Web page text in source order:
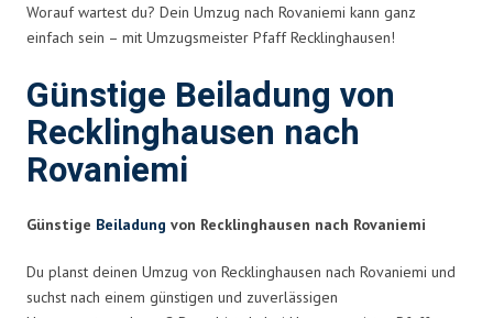
Worauf wartest du? Dein Umzug nach Rovaniemi kann ganz
einfach sein – mit Umzugsmeister Pfaff Recklinghausen!
Günstige Beiladung von
Recklinghausen nach
Rovaniemi
Günstige Beiladung von Recklinghausen nach Rovaniemi
Du planst deinen Umzug von Recklinghausen nach Rovaniemi und
suchst nach einem günstigen und zuverlässigen